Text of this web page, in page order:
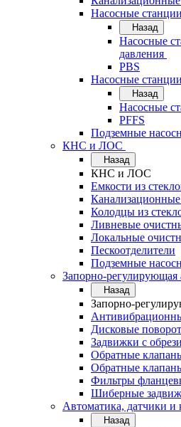
Насосные
Назад
Насосные
давления
PBS
Насосные
Назад
Насосные
PFFS
Подземные
КНС и ЛОС
Назад
КНС и ЛОС
Емкости из
Колодцы из
Ливневые
Локальные
Пескоотделители
Подземные
Запорно-регулирующая
Назад
Запорно-
Дисковые
Задвижки с
Обратные
Обратные
Фильтры
Шиберные
Автоматика, датчики
Назад